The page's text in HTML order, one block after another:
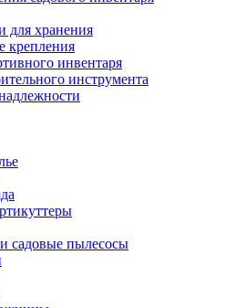
хранения
крепления
инвентаря
инструмента
садовые пылесосы